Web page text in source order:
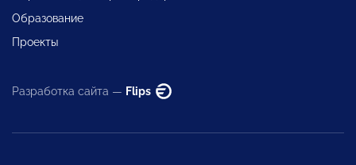
Образование
Проекты
Разработка сайта — Flips